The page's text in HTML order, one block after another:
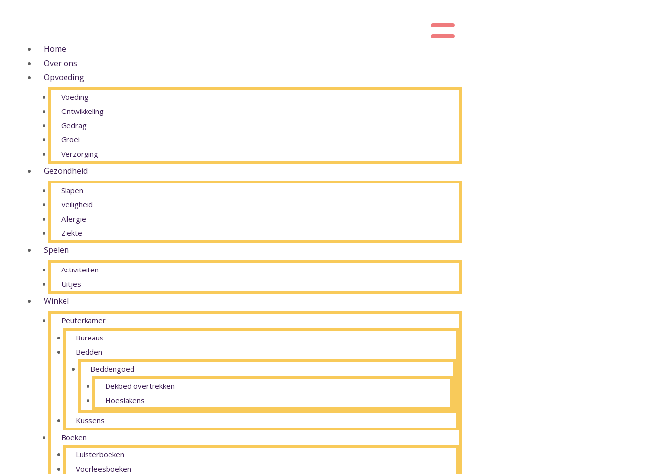
Home
Over ons
Opvoeding
Voeding
Ontwikkeling
Gedrag
Groei
Verzorging
Gezondheid
Slapen
Veiligheid
Allergie
Ziekte
Spelen
Activiteiten
Uitjes
Winkel
Peuterkamer
Bureaus
Bedden
Beddengoed
Dekbed overtrekken
Hoeslakens
Kussens
Boeken
Luisterboeken
Voorleesboeken